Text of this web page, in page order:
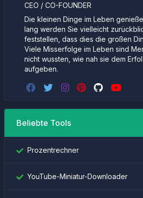
CEO / CO-FOUNDER
Die kleinen Dinge im Leben
lang werden Sie vielleicht
feststellen, dass dies die großen
Viele Misserfolge im Leben sind
nicht wussten, wie nah sie dem
aufgeben.
Beliebte Tools
Prozentrechner
YouTube-Miniatur-Downloader